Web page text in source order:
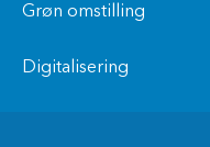
Grøn omstilling
Digitalisering